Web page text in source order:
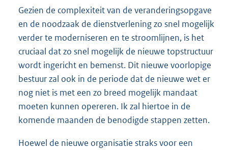
Gezien de complexiteit van de veranderingsopgave
en de noodzaak de dienstverlening zo snel mogelijk
verder te moderniseren en te stroomlijnen, is het
cruciaal dat zo snel mogelijk de nieuwe topstructuur
wordt ingericht en bemenst. Dit nieuwe voorlopige
bestuur zal ook in de periode dat de nieuwe wet er
nog niet is met een zo breed mogelijk mandaat
moeten kunnen opereren. Ik zal hiertoe in de
komende maanden de benodigde stappen zetten.
Hoewel de nieuwe organisatie straks voor een